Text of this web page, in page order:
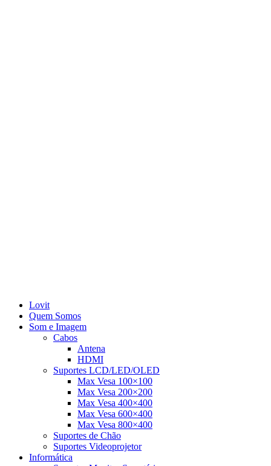
Lovit
Quem Somos
Som e Imagem
Cabos
Antena
HDMI
Suportes LCD/LED/OLED
Max Vesa 100×100
Max Vesa 200×200
Max Vesa 400×400
Max Vesa 600×400
Max Vesa 800×400
Suportes de Chão
Suportes Videoprojetor
Informática